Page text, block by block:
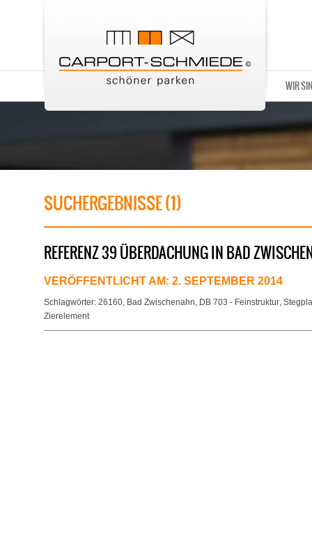
WIR
SUCHERGEBNISSE (1)
REFERENZ 39 ÜBERDACHUNG IN BAD
VERÖFFENTLICHT AM: 2. SEPTEMBER 2014
Schlagwörter: 26160, Bad Zwischenahn, DB 703 - Feinstruktur,
Zierelement